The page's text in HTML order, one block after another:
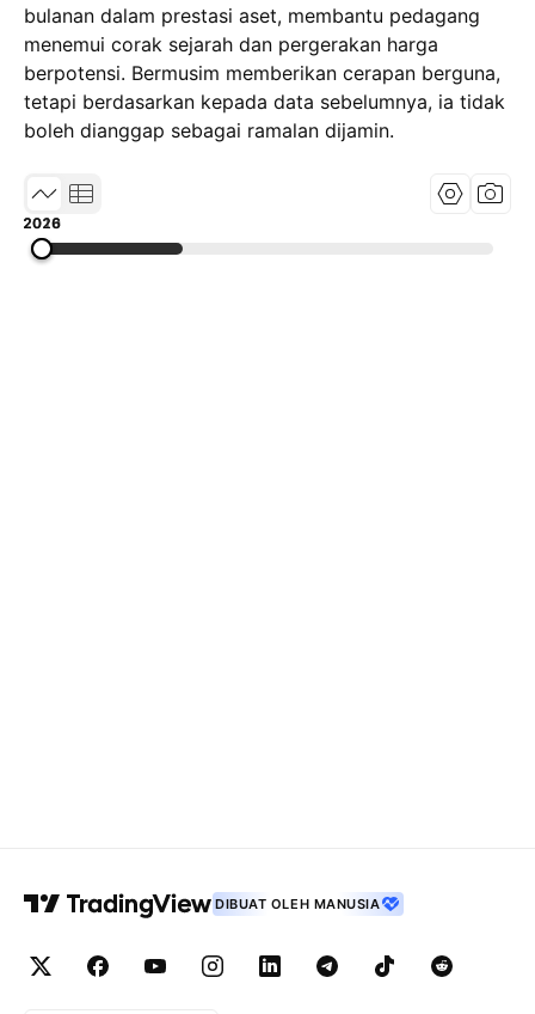
bulanan dalam prestasi aset, membantu pedagang
menemui corak sejarah dan pergerakan harga
berpotensi. Bermusim memberikan cerapan berguna,
tetapi berdasarkan kepada data sebelumnya, ia tidak
boleh dianggap sebagai ramalan dijamin.
2010
2018
2026
DIBUAT OLEH MANUSIA